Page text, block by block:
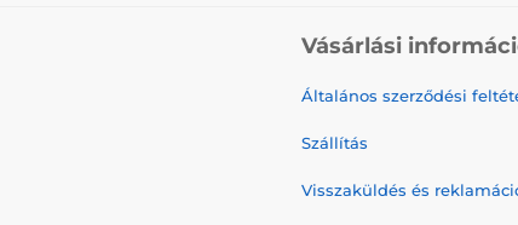
Vásárlási
Általános szerződési
Szállítás
Visszaküldés és